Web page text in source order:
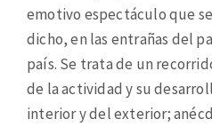
emotivo espectáculo que
dicho, en las entrañas del
país. Se trata de un
de la actividad y su
interior y del exterior;